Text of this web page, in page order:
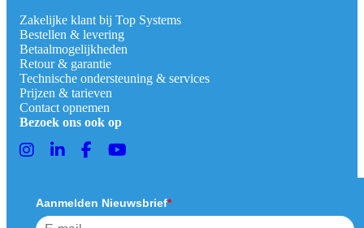
Zakelijke klant bij Top Systems
Bestellen & levering
Betaalmogelijkheden
Retour & garantie
Technische ondersteuning & services
Prijzen & tarieven
Contact opnemen
Bezoek ons ook op
Aanmelden Nieuwsbrief*